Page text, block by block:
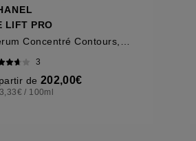
LIFT PRO
3
de 202,00€
/ 100ml